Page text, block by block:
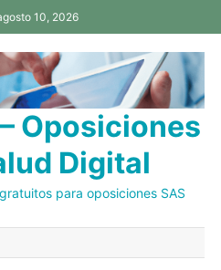
10, 2026
Oposiciones
Digital
para oposiciones SAS